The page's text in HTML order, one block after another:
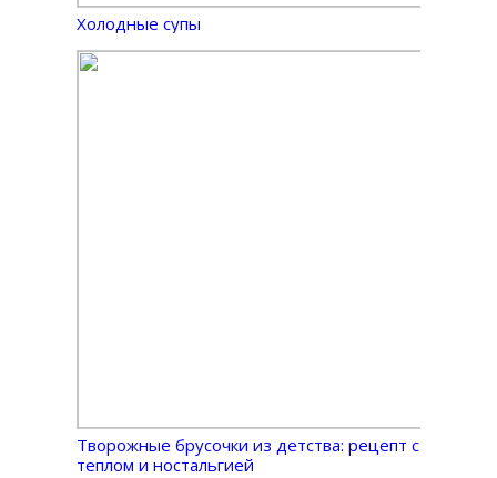
Холодные супы
Творожные брусочки из детства: рецепт с
теплом и ностальгией